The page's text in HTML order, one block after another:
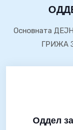
Основната
ГРИЖА
Оддел